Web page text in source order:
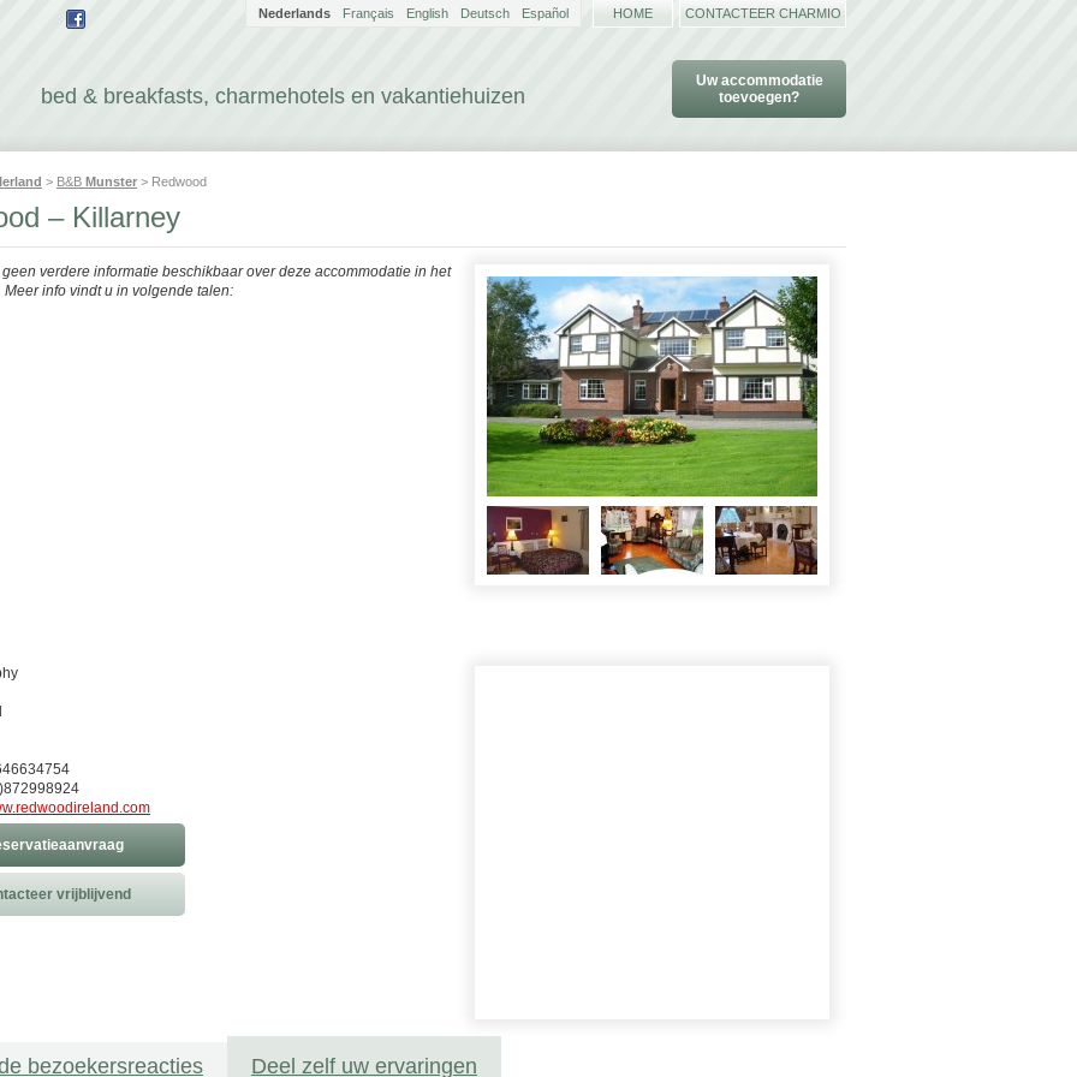
bed & breakfasts, charmehotels en vakantiehuizen
Uw accommodatie
toevoegen?
Nederlands Français English Deutsch Español HOME CONTACTEER CHARMIO
Ierland > B&B Munster > Redwood
– Killarney
verdere informatie beschikbaar over deze accommodatie in het
Meer info vindt u in volgende talen:
vrijblijvend
bezoekersreacties Deel zelf uw ervaringen